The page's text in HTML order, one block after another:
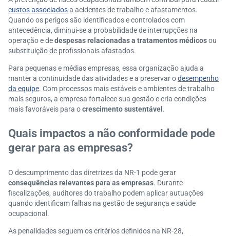
custos associadosa acidentes de trabalho e afastamentos.
Quando os perigos são identificados e controlados com
antecedência, diminui-se a probabilidade de interrupções na
operação e dedespesas relacionadas a tratamentos médicosou
substituição de profissionais afastados.
Para pequenas e médias empresas, essa organização ajuda a
manter a continuidade das atividades e a preservar odesempenho
da equipe. Com processos mais estáveis e ambientes de trabalho
mais seguros, a empresa fortalece sua gestão e cria condições
mais favoráveis para ocrescimento sustentável .
Quais impactos a não conformidade pode
gerar para as empresas?
O descumprimento das diretrizes da NR-1 pode gerar
consequências relevantes para as empresas. Durante
fiscalizações, auditores do trabalho podem aplicar autuações
quando identificam falhas na gestão de segurança e saúde
ocupacional.
As penalidades seguem os critérios definidos na NR-28,